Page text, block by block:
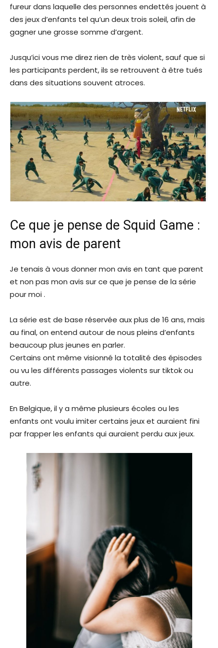
fureur dans laquelle des personnes endettés jouent à
des jeux d’enfants tel qu’un deux trois soleil, afin de
gagner une grosse somme d’argent.
Jusqu’ici vous me direz rien de très violent, sauf que si
les participants perdent, ils se retrouvent à être tués
dans des situations souvent atroces.
Ce que je pense de Squid Game :
mon avis de parent
Je tenais à vous donner mon avis en tant que parent
et non pas mon avis sur ce que je pense de la série
pour moi .
La série est de base réservée aux plus de 16 ans, mais
au final, on entend autour de nous pleins d’enfants
beaucoup plus jeunes en parler.
Certains ont même visionné la totalité des épisodes
ou vu les différents passages violents sur tiktok ou
autre.
En Belgique, il y a même plusieurs écoles ou les
enfants ont voulu imiter certains jeux et auraient fini
par frapper les enfants qui auraient perdu aux jeux.